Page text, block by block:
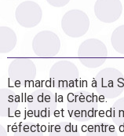
Le mardi matin à La
salle de la Crèche.
Le jeudi et vendredi
réfectoire du centre